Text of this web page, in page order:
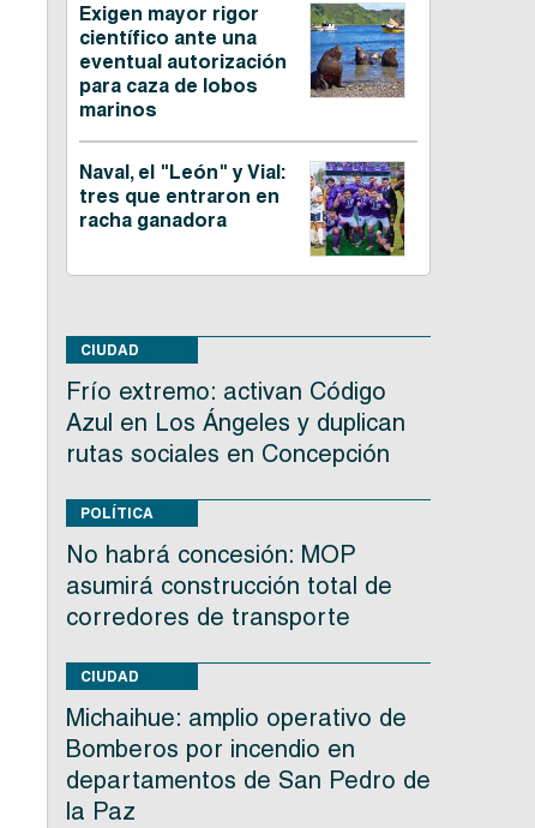
Exigen mayor rigor
científico ante una
eventual autorización
para caza de lobos
marinos
Naval, el "León" y Vial:
tres que entraron en
racha ganadora
CIUDAD
Frío extremo: activan Código
Azul en Los Ángeles y duplican
rutas sociales en Concepción
POLÍTICA
No habrá concesión: MOP
asumirá construcción total de
corredores de transporte
CIUDAD
Michaihue: amplio operativo de
Bomberos por incendio en
departamentos de San Pedro de
la Paz